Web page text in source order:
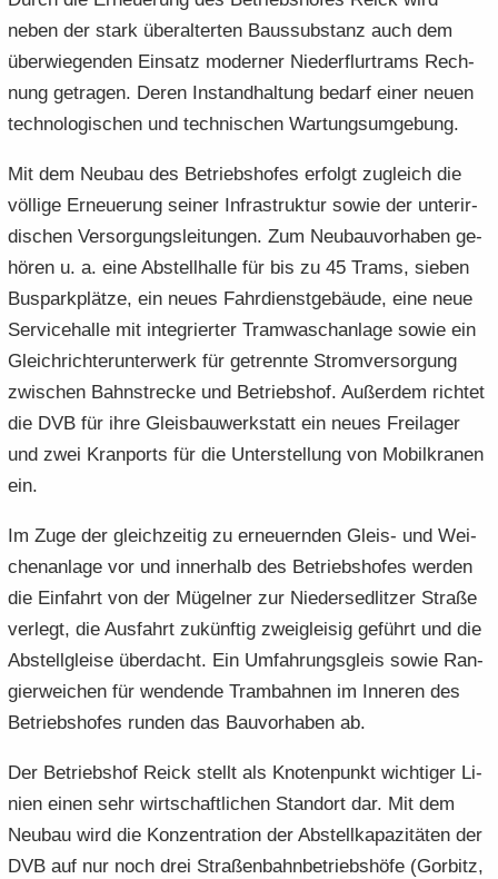
neben der stark über­al­ter­ten Baussub­stanz auch dem
über­wie­gen­den Ein­satz mo­der­ner Nie­der­flur­trams Rech­
nung ge­tra­gen. Deren In­stand­hal­tung be­darf einer neuen
tech­no­lo­gi­schen und tech­ni­schen War­tungs­um­ge­bung.
Mit dem Neu­bau des Be­triebs­ho­fes er­folgt zu­gleich die
völ­li­ge Er­neue­rung sei­ner In­fra­struk­tur sowie der un­ter­ir­
di­schen Ver­sor­gungs­lei­tun­gen. Zum Neu­bau­vor­ha­ben ge­
hö­ren u. a. eine Ab­stell­hal­le für bis zu 45 Trams, sie­ben
Bus­park­plät­ze, ein neues Fahr­dienst­ge­bäu­de, eine neue
Ser­vice­hal­le mit in­te­grier­ter Tram­wasch­an­la­ge sowie ein
Gleich­rich­ter­un­ter­werk für ge­trenn­te Strom­ver­sor­gung
zwi­schen Bahn­stre­cke und Be­triebs­hof. Au­ßer­dem rich­tet
die DVB für ihre Gleis­bau­werk­statt ein neues Frei­la­ger
und zwei Kran­ports für die Un­ter­stel­lung von Mo­bil­kra­nen
ein.
Im Zuge der gleich­zei­tig zu er­neu­ern­den Gleis-​ und Wei­
chen­an­la­ge vor und in­ner­halb des Be­triebs­ho­fes wer­den
die Ein­fahrt von der Mü­gel­ner zur Nie­der­sed­lit­zer Stra­ße
ver­legt, die Aus­fahrt zu­künf­tig zwei­glei­sig ge­führt und die
Ab­stell­glei­se über­dacht. Ein Um­fah­rungs­gleis sowie Ran­
gier­wei­chen für wen­den­de Tram­bah­nen im In­ne­ren des
Be­triebs­ho­fes run­den das Bau­vor­ha­ben ab.
Der Be­triebs­hof Reick stellt als Kno­ten­punkt wich­ti­ger Li­
ni­en einen sehr wirt­schaft­li­chen Stand­ort dar. Mit dem
Neu­bau wird die Kon­zen­tra­ti­on der Ab­stell­ka­pa­zi­tä­ten der
DVB auf nur noch drei Stra­ßen­bahn­be­triebs­hö­fe (Gor­bitz,